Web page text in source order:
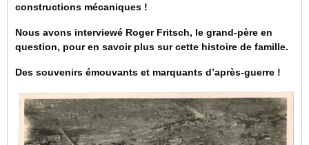
constructions mécaniques !
Nous avons interviewé Roger Fritsch, le grand-père en
question, pour en savoir plus sur cette histoire de famille.
Des souvenirs émouvants et marquants d’après-guerre !